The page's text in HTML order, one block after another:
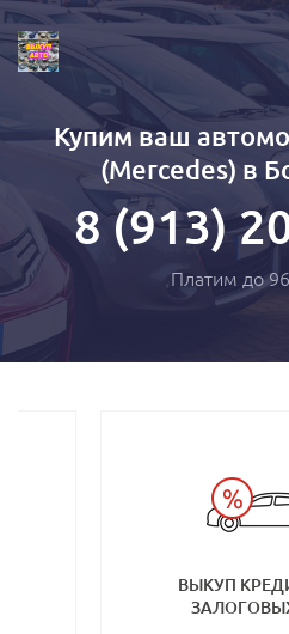
Купим ваш
(Mercedes) в
8 (913)
Платим до
ВЫКУП